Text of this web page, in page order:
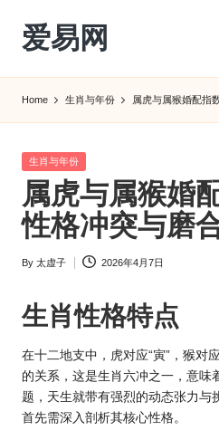
Skip
content
爱易网
转
农
历
阴
历
Home 生肖与年份 属虎与属猴婚配指
Posted
生肖与年份
属虎与属猴婚
性格冲突与磨
Posted
By 太虚子 2026年4月7日
生肖性格特点
在十二地支中，虎对应“寅”，猴对
的关系，这是生肖六冲之一，意味
题，天生就带有强烈的动态张力与
首先需深入剖析其核心性格。